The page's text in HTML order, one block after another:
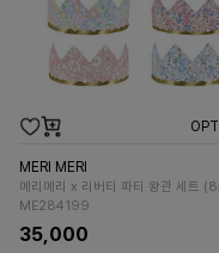
MERI MERI
메리메리 x 리버티 파티 왕관 세트
ME284199
35,000